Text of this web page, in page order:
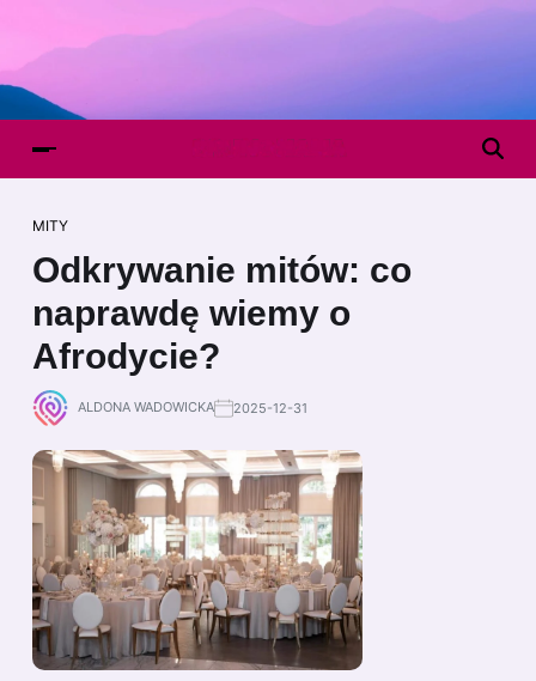
MITY
Odkrywanie mitów: co
naprawdę wiemy o
Afrodycie?
ALDONA WADOWICKA 2025-12-31